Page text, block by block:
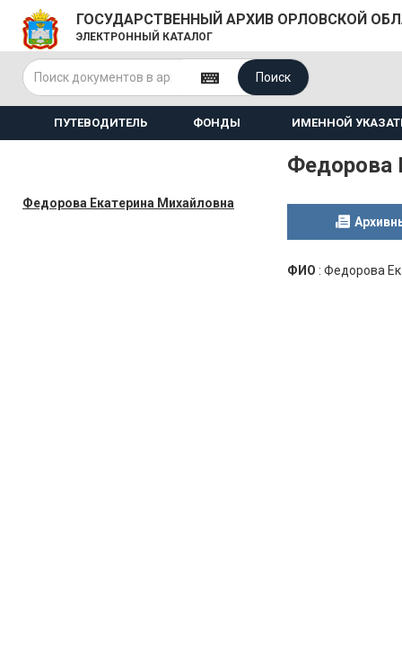
ГОСУДАРСТВЕННЫЙ АРХИВ ОРЛОВСКОЙ
ЭЛЕКТРОННЫЙ КАТАЛОГ
Поиск
ПУТЕВОДИТЕЛЬ ФОНДЫ ИМЕННОЙ
Федорова Екатерина Михайловна
Федорова
ФИО : Федорова